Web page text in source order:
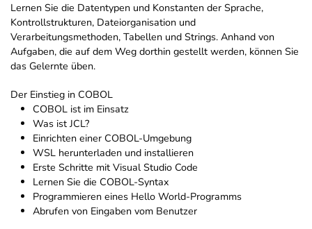
Lernen Sie die Datentypen und Konstanten der Sprache,
Kontrollstrukturen, Dateiorganisation und
Verarbeitungsmethoden, Tabellen und Strings. Anhand von
Aufgaben, die auf dem Weg dorthin gestellt werden, können Sie
das Gelernte üben.
Der Einstieg in COBOL
COBOL ist im Einsatz
Was ist JCL?
Einrichten einer COBOL-Umgebung
WSL herunterladen und installieren
Erste Schritte mit Visual Studio Code
Lernen Sie die COBOL-Syntax
Programmieren eines Hello World-Programms
Abrufen von Eingaben vom Benutzer